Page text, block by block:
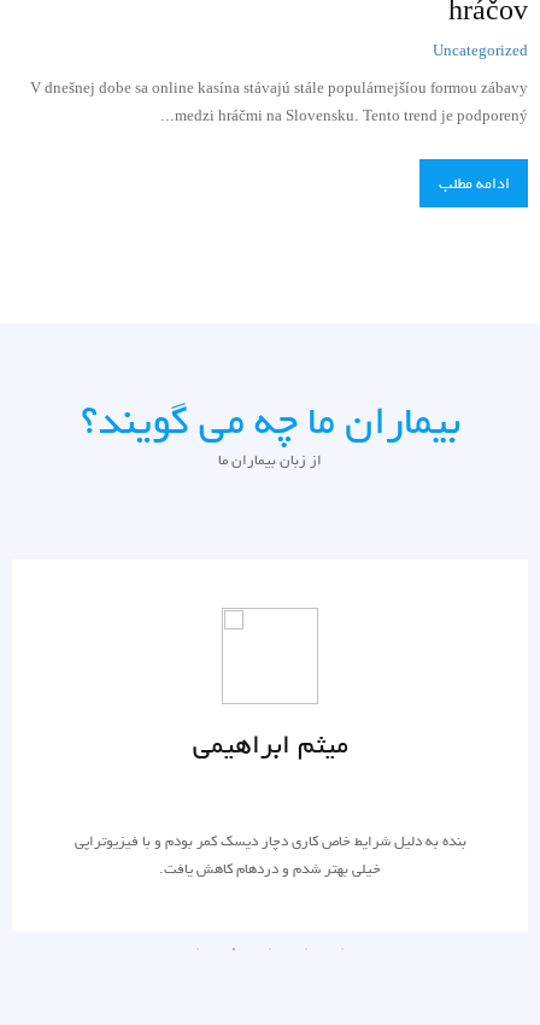
hráčov
Uncategorized
V dnešnej dobe sa online kasína stávajú stále populárnejšíou formou zábavy
medzi hráčmi na Slovensku. Tento trend je podporený...
ادامه مطلب
بیماران ما چه می گویند؟
از زبان بیماران ما
میثم ابراهیمی
بنده به دلیل شرایط خاص کاری دچار دیسک کمر بودم و با فیزیوتراپی
خیلی بهتر شدم و دردهام کاهش یافت.